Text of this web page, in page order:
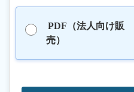
PDF（法人向け販
売）